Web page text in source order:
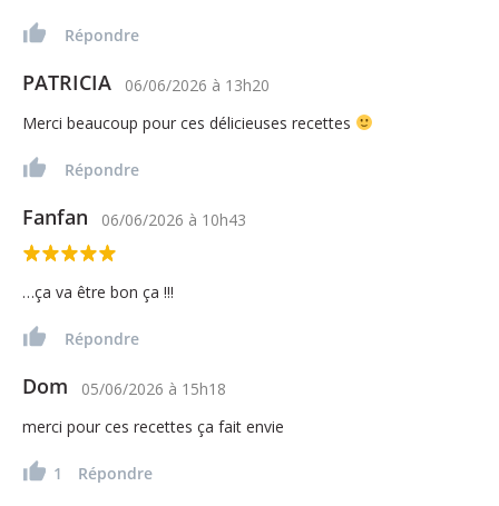
Répondre
PATRICIA 06/06/2026 à 13h20
Merci beaucoup pour ces délicieuses recettes
Répondre
Fanfan 06/06/2026 à 10h43
…ça va être bon ça !!!
Répondre
Dom 05/06/2026 à 15h18
merci pour ces recettes ça fait envie
1 Répondre